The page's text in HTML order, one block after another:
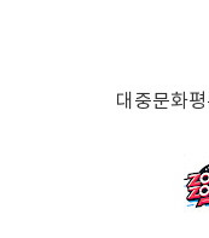
대중문화